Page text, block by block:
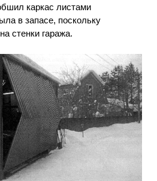
каркас листами
в запасе, поскольку
стенки гаража.